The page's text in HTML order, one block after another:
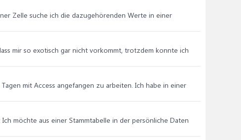
Zelle suche ich die dazugehörenden Werte in einer
mir so exotisch gar nicht vorkommt, trotzdem konnte ich
mit Access angefangen zu arbeiten. Ich habe in einer
möchte aus einer Stammtabelle in der persönliche Daten